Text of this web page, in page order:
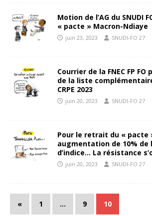
Motion de l’AG du SNUDI
« pacte » Macron-Ndiaye
juin 23, 2023 SNUDI-FO 27
Courrier de la FNEC FP FO
de la liste
CRPE 2023
juin 20, 2023 SNUDI-FO 27
Pour le retrait du « pacte
augmentation de 10% de
d’indice… La résistance
juin 20, 2023 SNUDI-FO 27
« 1 … 9 10